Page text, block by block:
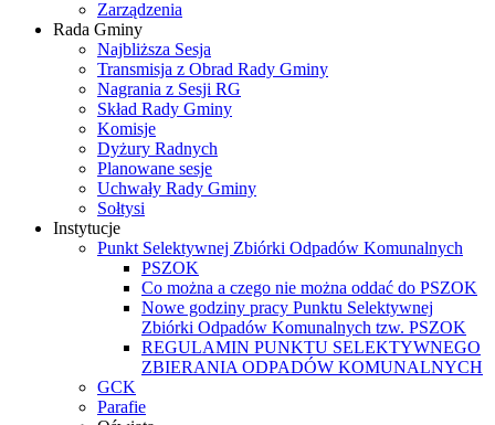
Zarządzenia
Rada Gminy
Najbliższa Sesja
Transmisja z Obrad Rady Gminy
Nagrania z Sesji RG
Skład Rady Gminy
Komisje
Dyżury Radnych
Planowane sesje
Uchwały Rady Gminy
Sołtysi
Instytucje
Punkt Selektywnej Zbiórki Odpadów Komunalnych
PSZOK
Co można a czego nie można oddać do PSZOK
Nowe godziny pracy Punktu Selektywnej
Zbiórki Odpadów Komunalnych tzw. PSZOK
REGULAMIN PUNKTU SELEKTYWNEGO
ZBIERANIA ODPADÓW KOMUNALNYCH
GCK
Parafie